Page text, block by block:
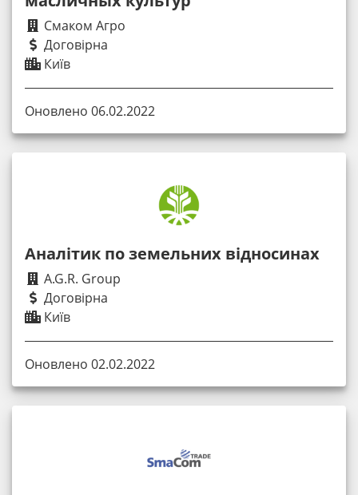
Смаком Агро
Договірна
Київ
Оновлено 06.02.2022
Аналітик по земельних відносинах
A.G.R. Group
Договірна
Київ
Оновлено 02.02.2022